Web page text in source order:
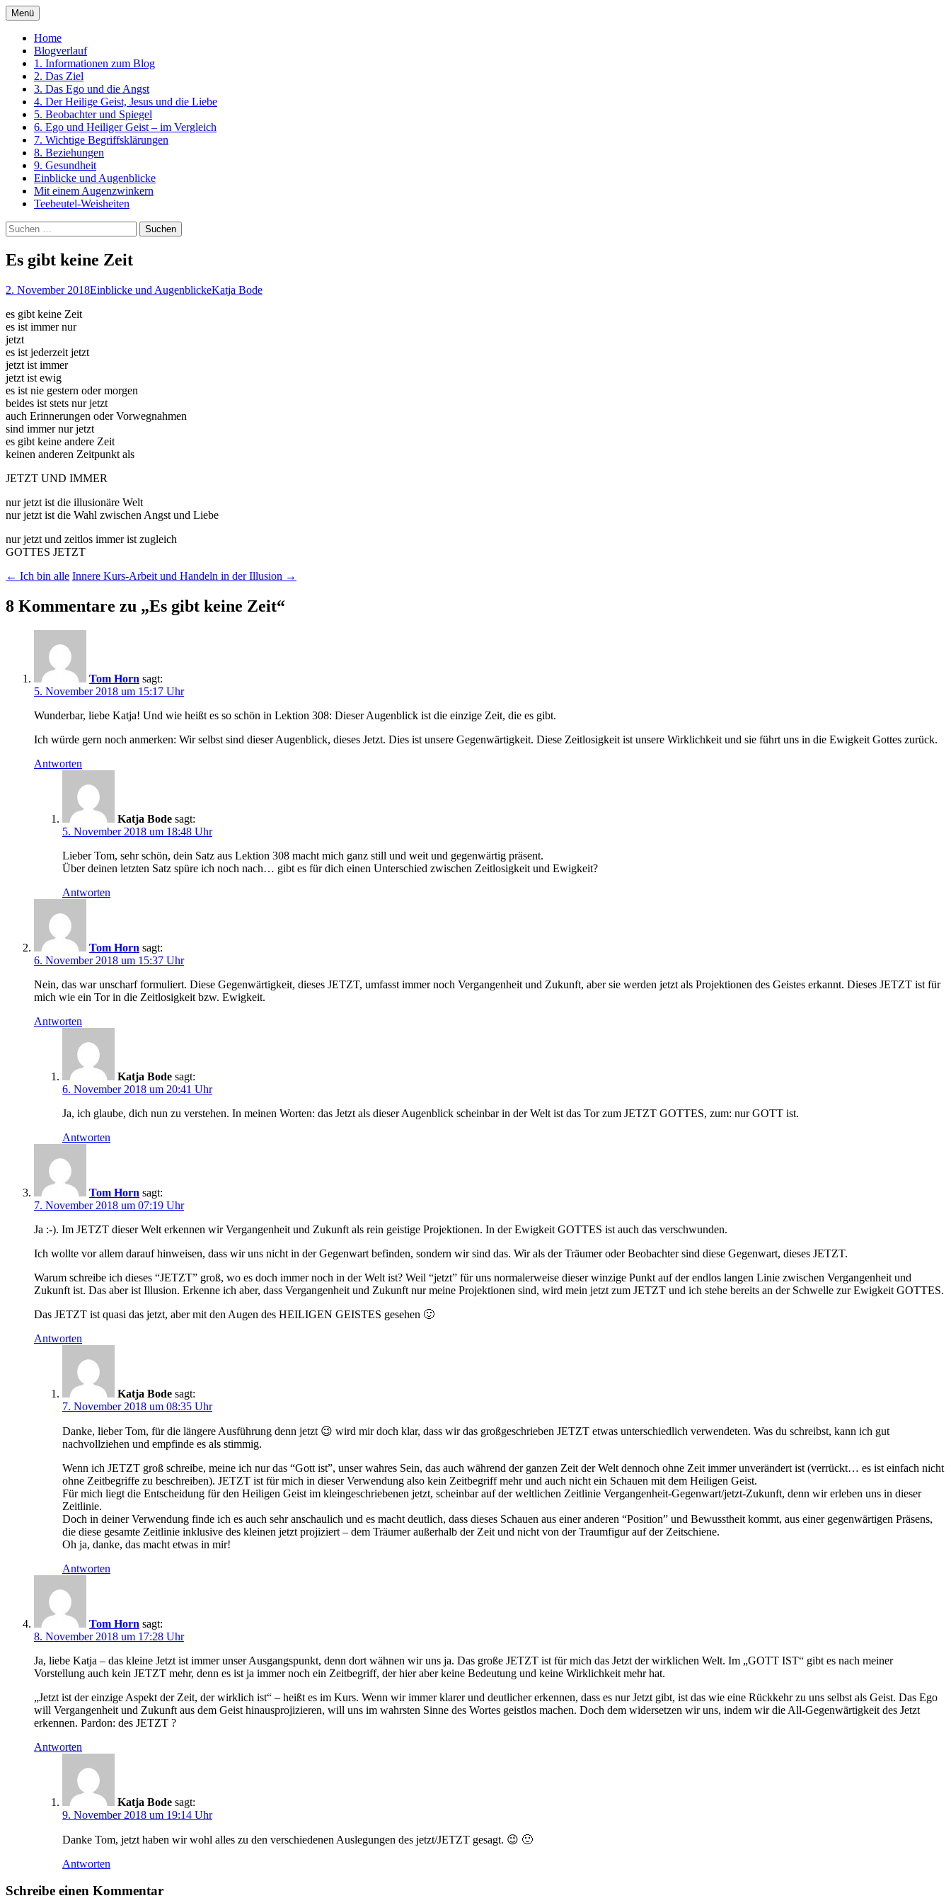
Zum
Inhalt
springen
Ein Kurs in Wundern
Menü
Home
Blogverlauf
1. Informationen zum Blog
2. Das Ziel
3. Das Ego und die Angst
4. Der Heilige Geist, Jesus und die Liebe
5. Beobachter und Spiegel
6. Ego und Heiliger Geist – im Vergleich
7. Wichtige Begriffsklärungen
8. Beziehungen
9. Gesundheit
Einblicke und Augenblicke
Mit einem Augenzwinkern
Teebeutel-Weisheiten
Suchen
nach:
Es gibt keine Zeit
2. November 2018Einblicke und AugenblickeKatja Bode
es gibt keine Zeit
es ist immer nur
jetzt
es ist jederzeit jetzt
jetzt ist immer
jetzt ist ewig
es ist nie gestern oder morgen
beides ist stets nur jetzt
auch Erinnerungen oder Vorwegnahmen
sind immer nur jetzt
es gibt keine andere Zeit
keinen anderen Zeitpunkt als
JETZT UND IMMER
nur jetzt ist die illusionäre Welt
nur jetzt ist die Wahl zwischen Angst und Liebe
nur jetzt und zeitlos immer ist zugleich
GOTTES JETZT
Beitragsnavigation
← Ich bin alle Innere Kurs-Arbeit und Handeln in der Illusion →
8 Kommentare zu „Es gibt keine Zeit“
Tom Horn sagt:
5. November 2018 um 15:17 Uhr
Wunderbar, liebe Katja! Und wie heißt es so schön in Lektion 308: Dieser Augenblick ist die einzige Zeit, die es gibt.
Ich würde gern noch anmerken: Wir selbst sind dieser Augenblick, dieses Jetzt. Dies ist unsere Gegenwärtigkeit. Diese Zeitlosigkeit ist unsere Wirklichkeit und sie führt uns in die Ewigkeit Gottes zurück.
Antworten
Katja Bode sagt:
5. November 2018 um 18:48 Uhr
Lieber Tom, sehr schön, dein Satz aus Lektion 308 macht mich ganz still und weit und gegenwärtig präsent.
Über deinen letzten Satz spüre ich noch nach… gibt es für dich einen Unterschied zwischen Zeitlosigkeit und Ewigkeit?
Antworten
Tom Horn sagt:
6. November 2018 um 15:37 Uhr
Nein, das war unscharf formuliert. Diese Gegenwärtigkeit, dieses JETZT, umfasst immer noch Vergangenheit und Zukunft, aber sie werden jetzt als Projektionen des Geistes erkannt. Dieses JETZT ist für
mich wie ein Tor in die Zeitlosigkeit bzw. Ewigkeit.
Antworten
Katja Bode sagt:
6. November 2018 um 20:41 Uhr
Ja, ich glaube, dich nun zu verstehen. In meinen Worten: das Jetzt als dieser Augenblick scheinbar in der Welt ist das Tor zum JETZT GOTTES, zum: nur GOTT ist.
Antworten
Tom Horn sagt:
7. November 2018 um 07:19 Uhr
Ja :-). Im JETZT dieser Welt erkennen wir Vergangenheit und Zukunft als rein geistige Projektionen. In der Ewigkeit GOTTES ist auch das verschwunden.
Ich wollte vor allem darauf hinweisen, dass wir uns nicht in der Gegenwart befinden, sondern wir sind das. Wir als der Träumer oder Beobachter sind diese Gegenwart, dieses JETZT.
Warum schreibe ich dieses “JETZT” groß, wo es doch immer noch in der Welt ist? Weil “jetzt” für uns normalerweise dieser winzige Punkt auf der endlos langen Linie zwischen Vergangenheit und
Zukunft ist. Das aber ist Illusion. Erkenne ich aber, dass Vergangenheit und Zukunft nur meine Projektionen sind, wird mein jetzt zum JETZT und ich stehe bereits an der Schwelle zur Ewigkeit GOTTES.
Das JETZT ist quasi das jetzt, aber mit den Augen des HEILIGEN GEISTES gesehen 🙂
Antworten
Katja Bode sagt:
7. November 2018 um 08:35 Uhr
Danke, lieber Tom, für die längere Ausführung denn jetzt 😉 wird mir doch klar, dass wir das großgeschrieben JETZT etwas unterschiedlich verwendeten. Was du schreibst, kann ich gut
nachvollziehen und empfinde es als stimmig.
Wenn ich JETZT groß schreibe, meine ich nur das “Gott ist”, unser wahres Sein, das auch während der ganzen Zeit der Welt dennoch ohne Zeit immer unverändert ist (verrückt… es ist einfach nicht
ohne Zeitbegriffe zu beschreiben). JETZT ist für mich in dieser Verwendung also kein Zeitbegriff mehr und auch nicht ein Schauen mit dem Heiligen Geist.
Für mich liegt die Entscheidung für den Heiligen Geist im kleingeschriebenen jetzt, scheinbar auf der weltlichen Zeitlinie Vergangenheit-Gegenwart/jetzt-Zukunft, denn wir erleben uns in dieser
Zeitlinie.
Doch in deiner Verwendung finde ich es auch sehr anschaulich und es macht deutlich, dass dieses Schauen aus einer anderen “Position” und Bewusstheit kommt, aus einer gegenwärtigen Präsens,
die diese gesamte Zeitlinie inklusive des kleinen jetzt projiziert – dem Träumer außerhalb der Zeit und nicht von der Traumfigur auf der Zeitschiene.
Oh ja, danke, das macht etwas in mir!
Antworten
Tom Horn sagt:
8. November 2018 um 17:28 Uhr
Ja, liebe Katja – das kleine Jetzt ist immer unser Ausgangspunkt, denn dort wähnen wir uns ja. Das große JETZT ist für mich das Jetzt der wirklichen Welt. Im „GOTT IST“ gibt es nach meiner
Vorstellung auch kein JETZT mehr, denn es ist ja immer noch ein Zeitbegriff, der hier aber keine Bedeutung und keine Wirklichkeit mehr hat.
„Jetzt ist der einzige Aspekt der Zeit, der wirklich ist“ – heißt es im Kurs. Wenn wir immer klarer und deutlicher erkennen, dass es nur Jetzt gibt, ist das wie eine Rückkehr zu uns selbst als Geist. Das Ego
will Vergangenheit und Zukunft aus dem Geist hinausprojizieren, will uns im wahrsten Sinne des Wortes geistlos machen. Doch dem widersetzen wir uns, indem wir die All-Gegenwärtigkeit des Jetzt
erkennen. Pardon: des JETZT ?
Antworten
Katja Bode sagt:
9. November 2018 um 19:14 Uhr
Danke Tom, jetzt haben wir wohl alles zu den verschiedenen Auslegungen des jetzt/JETZT gesagt. 😉 🙂
Antworten
Schreibe einen Kommentar